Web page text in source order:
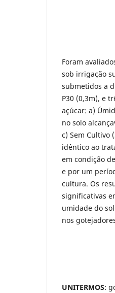
Foram
sob irrigação
submetidos a
P30 (0,3m), e
açúcar: a)
no solo
c) Sem Cultivo
idêntico ao
em condição
e por um
cultura. Os
significativas
umidade do
nos
UNITERMOS: